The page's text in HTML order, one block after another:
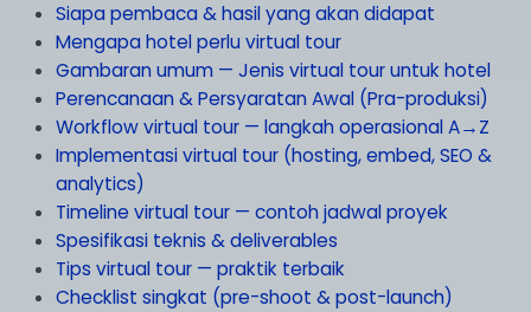
Siapa pembaca & hasil yang akan didapat
Mengapa hotel perlu virtual tour
Gambaran umum — Jenis virtual tour untuk hotel
Perencanaan & Persyaratan Awal (Pra-produksi)
Workflow virtual tour — langkah operasional A→Z
Implementasi virtual tour (hosting, embed, SEO &
analytics)
Timeline virtual tour — contoh jadwal proyek
Spesifikasi teknis & deliverables
Tips virtual tour — praktik terbaik
Checklist singkat (pre-shoot & post-launch)